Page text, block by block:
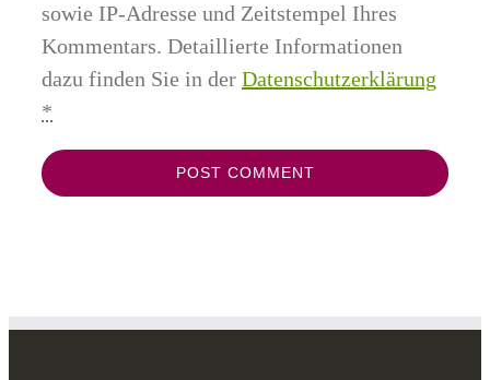
sowie IP-Adresse und Zeitstempel Ihres
Kommentars. Detaillierte Informationen
dazu finden Sie in der Datenschutzerklärung
*